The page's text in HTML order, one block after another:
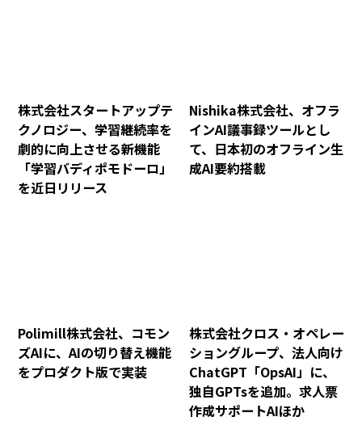
株式会社スタートアップテ
クノロジー、学習継続率を
劇的に向上させる新機能
「学習バディポモドーロ」
を近日リリース
Nishika株式会社、オフラ
インAI議事録ツールとし
て、日本初のオフライン生
成AI要約搭載
Polimill株式会社、コモン
ズAIに、AIの切り替え機能
をプロダクト版で実装
株式会社クロス・オペレー
ショングループ、法人向け
ChatGPT「OpsAI」に、
独自GPTsを追加。求人票
作成サポートAIほか